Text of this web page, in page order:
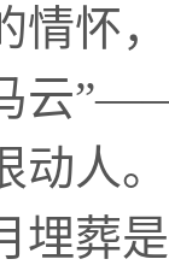
情怀
云
动人
埋葬